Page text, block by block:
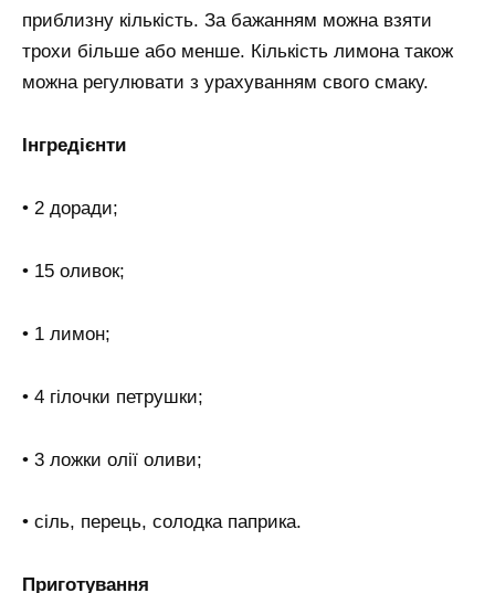
приблизну кількість. За бажанням можна взяти
трохи більше або менше. Кількість лимона також
можна регулювати з урахуванням свого смаку.
Інгредієнти
• 2 доради;
• 15 оливок;
• 1 лимон;
• 4 гілочки петрушки;
• 3 ложки олії оливи;
• сіль, перець, солодка паприка.
Приготування